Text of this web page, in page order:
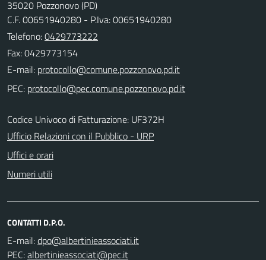
35020 Pozzonovo (PD)
C.F. 00651940280 - P.Iva: 00651940280
Telefono:0429773222
Fax: 0429773154
E-mail:
PEC:
Codice Univoco di Fatturazione: UF372H
Ufficio Relazioni con il Pubblico - URP
Uffici e orari
Numeri utili
CONTATTI D.P.O.
E-mail:
PEC: